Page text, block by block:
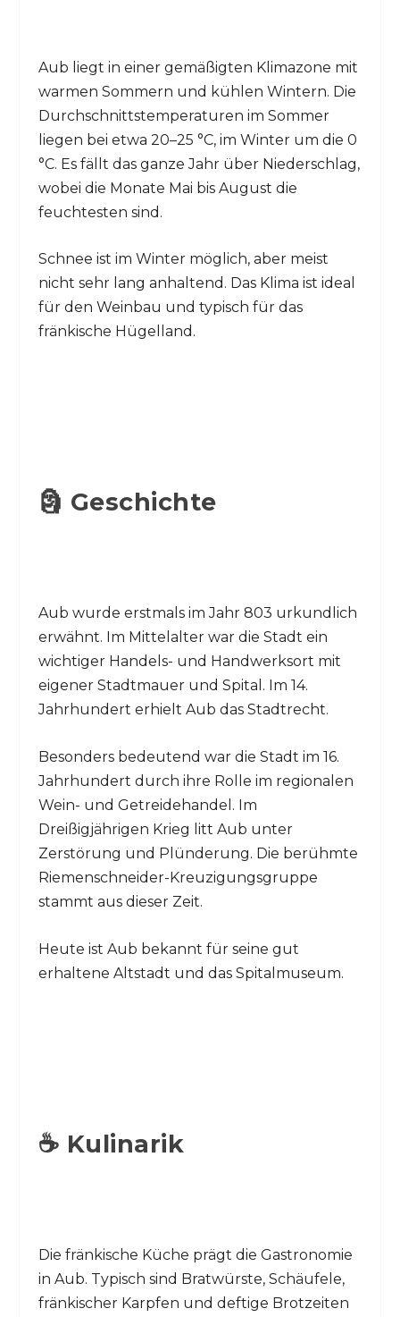
Aub liegt in einer gemäßigten Klimazone mit
warmen Sommern und kühlen Wintern. Die
Durchschnittstemperaturen im Sommer
liegen bei etwa 20–25 °C, im Winter um die 0
°C. Es fällt das ganze Jahr über Niederschlag,
wobei die Monate Mai bis August die
feuchtesten sind.
Schnee ist im Winter möglich, aber meist
nicht sehr lang anhaltend. Das Klima ist ideal
für den Weinbau und typisch für das
fränkische Hügelland.
🗿 Geschichte
Aub wurde erstmals im Jahr 803 urkundlich
erwähnt. Im Mittelalter war die Stadt ein
wichtiger Handels- und Handwerksort mit
eigener Stadtmauer und Spital. Im 14.
Jahrhundert erhielt Aub das Stadtrecht.
Besonders bedeutend war die Stadt im 16.
Jahrhundert durch ihre Rolle im regionalen
Wein- und Getreidehandel. Im
Dreißigjährigen Krieg litt Aub unter
Zerstörung und Plünderung. Die berühmte
Riemenschneider-Kreuzigungsgruppe
stammt aus dieser Zeit.
Heute ist Aub bekannt für seine gut
erhaltene Altstadt und das Spitalmuseum.
☕ Kulinarik
Die fränkische Küche prägt die Gastronomie
in Aub. Typisch sind Bratwürste, Schäufele,
fränkischer Karpfen und deftige Brotzeiten